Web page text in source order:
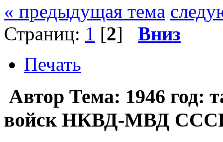
« предыдущая тема
Страниц: 1 [2] Вниз
Печать
Автор Тема: 1946 год:
войск НКВД-МВД СССР